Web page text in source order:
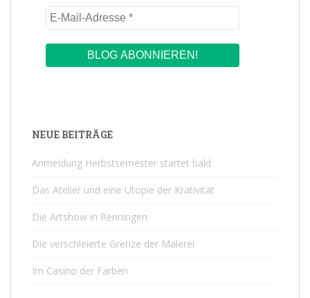
NEUE BEITRÄGE
Anmeldung Herbstsemester startet bald
Das Atelier und eine Utopie der Krativität
Die Artshow in Renningen
Die verschleierte Grenze der Malerei
Im Casino der Farben